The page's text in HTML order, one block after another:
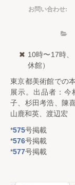
お問い合わせ:
10時〜17時
休館）
東京都美術館での
展示。出品者：今
子、杉田考浩、陳
山鹿和英、渡辺宏
*575号掲載
*576号掲載
*577号掲載